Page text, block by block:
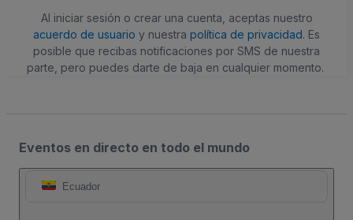
Al iniciar sesión o crear una cuenta, aceptas nuestro
acuerdo de usuario y nuestra política de privacidad. Es
posible que recibas notificaciones por SMS de nuestra
parte, pero puedes darte de baja en cualquier momento.
Eventos en directo en todo el mundo
Ecuador